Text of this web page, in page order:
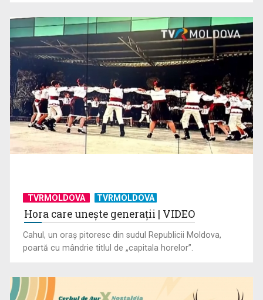
TVRMOLDOVA TVRMOLDOVA
Hora care unește generații | VIDEO
Cahul, un oraș pitoresc din sudul Republicii Moldova,
poartă cu mândrie titlul de „capitala horelor”.